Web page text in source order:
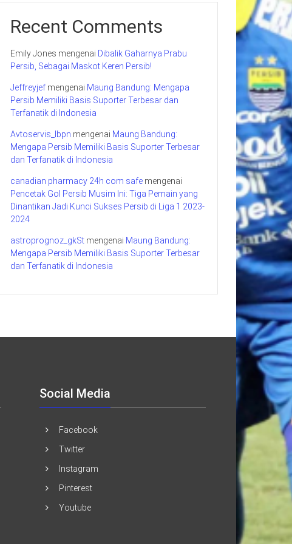
Recent Comments
Emily Jones mengenai Dibalik Gaharnya Prabu
Persib, Sebagai Maskot Keren Persib!
Jeffreyjef mengenai Maung Bandung: Mengapa
Persib Memiliki Basis Suporter Terbesar dan
Terfanatik di Indonesia
Avtoservis_lbpn mengenai Maung Bandung:
Mengapa Persib Memiliki Basis Suporter Terbesar
dan Terfanatik di Indonesia
canadian pharmacy 24h com safe mengenai
Pencetak Gol Persib Musim Ini: Tiga Pemain yang
Dinantikan Jadi Kunci Sukses Persib di Liga 1 2023-
2024
astroprognoz_gkSt mengenai Maung Bandung:
Mengapa Persib Memiliki Basis Suporter Terbesar
dan Terfanatik di Indonesia
Social Media
Facebook
Twitter
Instagram
Pinterest
Youtube